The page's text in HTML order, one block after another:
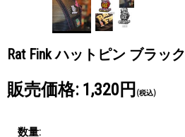
Rat Fink ハットピン ブラック
販売価格: 1,320円 (税込)
数量: